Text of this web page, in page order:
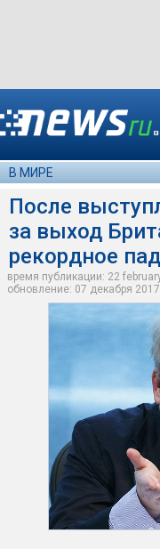
В МИРЕ
После
за выход
рекордное
время публикации: 22
обновление: 07 декабря 2017